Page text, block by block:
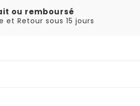
ou remboursé
et Retour sous 15 jours